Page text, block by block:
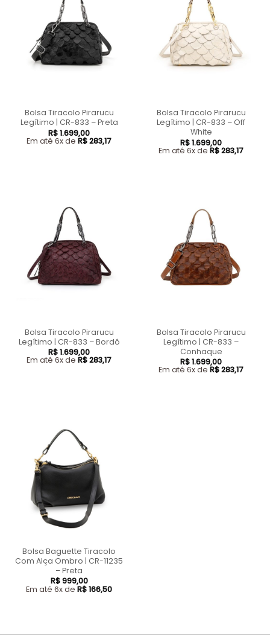
Bolsa Tiracolo Pirarucu
Legítimo | CR-833 – Preta
R$1.699,00
Em até 6x de R$283,17
Bolsa Tiracolo Pirarucu
Legítimo | CR-833 – Off
White
R$1.699,00
Em até 6x de R$283,17
Bolsa Tiracolo Pirarucu
Legítimo | CR-833 – Bordô
R$1.699,00
Em até 6x de R$283,17
Bolsa Tiracolo Pirarucu
Legítimo | CR-833 –
Conhaque
R$1.699,00
Em até 6x de R$283,17
Bolsa Baguette Tiracolo
Com Alça Ombro | CR-11235
– Preta
R$999,00
Em até 6x de R$166,50